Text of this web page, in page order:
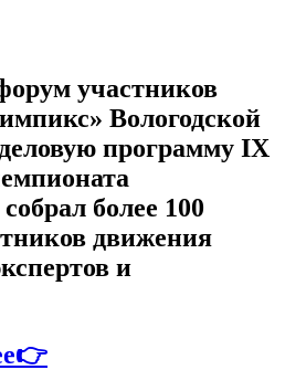
участников
Вологодской
программу IX
более 100
движения
и